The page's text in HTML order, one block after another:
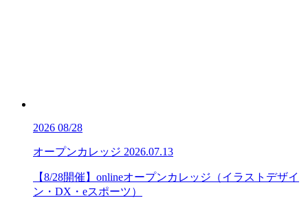
2026 08/28
オープンカレッジ 2026.07.13
【8/28開催】onlineオープンカレッジ（イラストデザイ
ン・DX・eスポーツ）